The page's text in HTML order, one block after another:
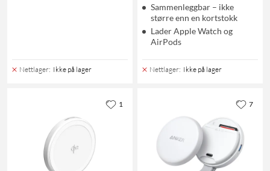
Nettlager: Ikke på lager
Sammenleggbar – ikke
større enn en kortstokk
Lader Apple Watch og
AirPods
Nettlager: Ikke på lager
1 7